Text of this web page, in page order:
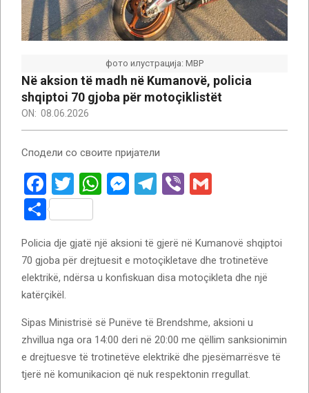
фото илустрација: МВР
Në aksion të madh në Kumanovë, policia
shqiptoi 70 gjoba për motoçiklistët
ON: 08.06.2026
Сподели со своите пријатели
Facebook
Twitter
WhatsApp
Messenger
Telegram
Viber
Ndajeni
të
tjerët
Policia dje gjatë një aksioni të gjerë në Kumanovë shqiptoi
70 gjoba për drejtuesit e motoçikletave dhe trotinetëve
elektrikë, ndërsa u konfiskuan disa motoçikleta dhe një
katërçikël.
Sipas Ministrisë së Punëve të Brendshme, aksioni u
zhvillua nga ora 14:00 deri në 20:00 me qëllim sanksionimin
e drejtuesve të trotinetëve elektrikë dhe pjesëmarrësve të
tjerë në komunikacion që nuk respektonin rregullat.